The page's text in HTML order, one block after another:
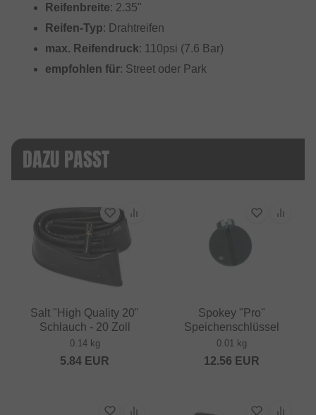
Reifenbreite: 2.35"
Reifen-Typ: Drahtreifen
max. Reifendruck: 110psi (7.6 Bar)
empfohlen für: Street oder Park
DAZU PASST
Salt "High Quality 20"
Schlauch - 20 Zoll
0.14 kg
5.84 EUR
Spokey "Pro"
Speichenschlüssel
0.01 kg
12.56 EUR